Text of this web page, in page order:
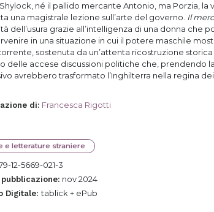
né il pallido mercante Antonio, ma Porzia,
una magistrale lezione sull’arte del governo. Il
dell’usura grazie all’intelligenza di una donna che
in una situazione in cui il potere maschile
sostenuta da un’attenta ricostruzione
delle accese discussioni politiche che, prendendo
avrebbero trasformato l’Inghilterra nella regina dei
di: Francesca Rigotti
e letterature straniere
12-5669-021-3
nov 2024
Digitale:tablick + ePub